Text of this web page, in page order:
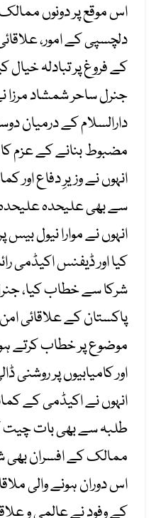
اس موقع پر دونوں
دلچسپی کے امور،
کے فروغ پر تبادلہ خیال
جنرل ساحر شمشاد مرزا
دارالسلام کے درمیان
مضبوط بنانے کے عزم کا
انہوں نے وزیرِ دفاع اور
سے بھی علیحدہ علیحدہ
انہوں نے موارا نیول بیس
کیا اور ڈیفنس اکیڈمی
شرکا سے خطاب کیا،
پاکستان کے علاقائی
موضوع پر خطاب کرتے
اور کامیابیوں پر روشنی
انہوں نے اکیڈمی کے
ممالک کے افسران بھی
اس دوران ہونے والی
کے وفود نے عالمی و